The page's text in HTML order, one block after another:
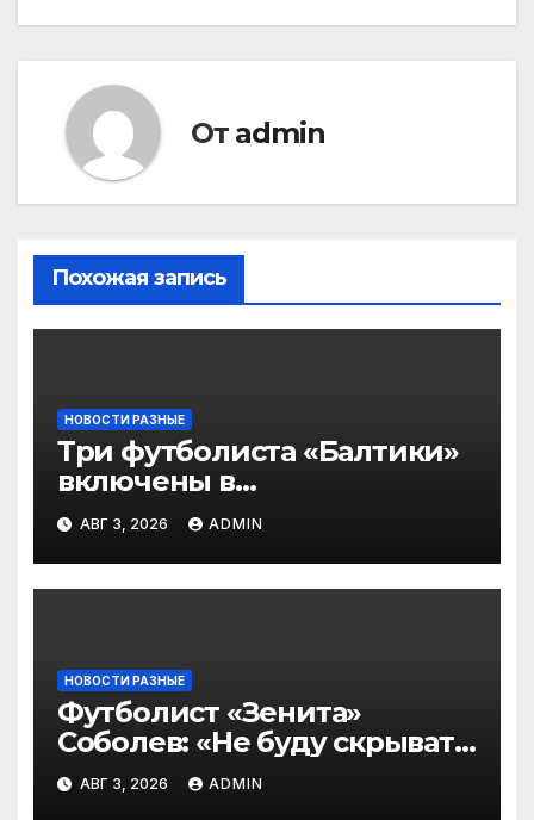
От admin
Похожая запись
НОВОСТИ РАЗНЫЕ
Три футболиста «Балтики»
включены в
символическую сборную
2‑го тура РПЛ по версии
подписчиков МАТЧ
ПРЕМЬЕР
АВГ 3, 2026 ADMIN
НОВОСТИ РАЗНЫЕ
Футболист «Зенита»
Соболев: «Не буду скрывать
— в Оренбурге всегда
тяжело играть»
АВГ 3, 2026 ADMIN